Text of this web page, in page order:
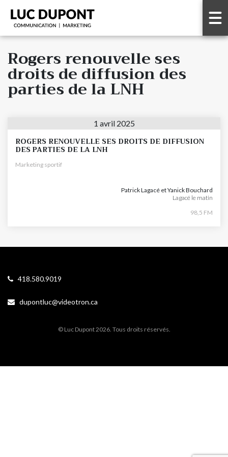
Rogers renouvelle ses
droits de diffusion des
parties de la LNH
1 avril 2025
ROGERS RENOUVELLE SES DROITS DE DIFFUSION
DES PARTIES DE LA LNH
Marketing sportif
Patrick Lagacé et Yanick Bouchard
Lagacé le matin
98,5 FM
418.580.9019
dupontluc@videotron.ca
© Luc Dupont 2026. Tous droits réservés.